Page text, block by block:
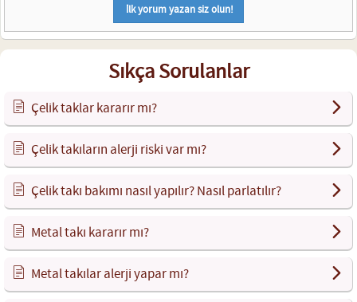
İlk yorum yazan siz olun!
Sıkça Sorulanlar
Çelik taklar kararır mı?
Çelik takıların alerji riski var mı?
Çelik takı bakımı nasıl yapılır? Nasıl parlatılır?
Metal takı kararır mı?
Metal takılar alerji yapar mı?